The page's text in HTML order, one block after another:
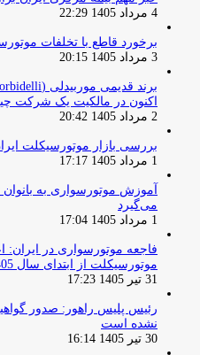
4 مرداد 1405 22:29
برخورد قاطع با تخلفات
3 مرداد 1405 20:15
اکنون در مالکیت یک شرکت
2 مرداد 1405 20:42
بررسی بازار موتورسیکلت
1 مرداد 1405 17:17
آموزش موتورسواری به
می‌گیرد
1 مرداد 1405 17:04
موتورسیکلت از ابتدای سال 1405 تا کنون در پایتخت
31 تیر 1405 17:23
رئیس پلیس راهور: صدور
نشده است
30 تیر 1405 16:14